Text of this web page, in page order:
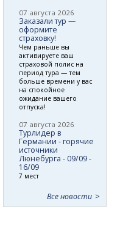
07 августа 2026
Заказали тур —
оформите
страховку!
Чем раньше вы
активируете ваш
страховой полис на
период тура — тем
больше времени у вас
на спокойное
ожидание вашего
отпуска!
07 августа 2026
Турлидер в
Германии - горячие
источники
Люнебурга - 09/09 -
16/09
7 мест
Все новости